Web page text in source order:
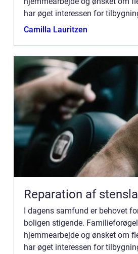
har øget interessen for
over for behovet for mere plads,
Camilla Lauritzen
Reparation af
I dagens samfund er behovet
boligen stigende.
hjemmearbejde og ønsket om
har øget interessen for